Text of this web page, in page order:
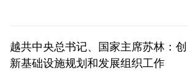
越共中央总书记、国家主席苏林：创
新基础设施规划和发展组织工作